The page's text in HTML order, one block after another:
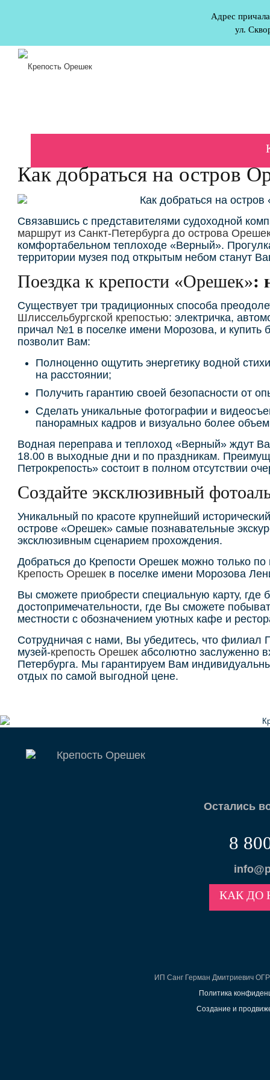
Адрес
ул.
Как добраться на остров
Связавшись с представителями судоходной
маршрут из Санкт-Петербурга до острова
комфортабельном теплоходе «Верный».
территории музея под открытым небом станут
Поездка к крепости «Орешек»:
Существует три традиционных способа
Шлиссельбургской крепостью: электричка,
причал №1 в поселке имени Морозова, и
позволит Вам:
Полноценно ощутить энергетику водной
на расстоянии;
Получить гарантию своей безопасности от
Сделать уникальные фотографии и
панорамных кадров и визуально более
Водная переправа и теплоход «Верный» ждут
18.00 в выходные дни и по праздникам.
Петрокрепость» состоит в полном отсутствии
Создайте эксклюзивный
Уникальный по красоте крупнейший
острове «Орешек» самые познавательные
эксклюзивным сценарием прохождения.
Добраться до Крепости Орешек можно только
Крепость Орешекв поселке имени Морозова
Вы сможете приобрести специальную карту, где
достопримечательности, где Вы сможете
местности с обозначением уютных кафе и
Сотрудничая с нами, Вы убедитесь, что филиал
музей-крепость Орешекабсолютно заслуженно
Петербурга. Мы гарантируем Вам
отдых по самой выгодной цене.
Остались
8
КАК ДО
ИП Санг Герман Дмитриевич
Политика
Создание и